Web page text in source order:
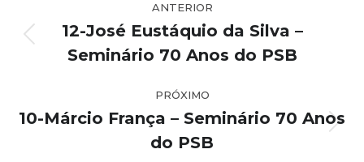
de
post:
ANTERIOR
Post
anterior:
12-José Eustáquio da Silva –
Seminário 70 Anos do PSB
PRÓXIMO
post:
10-Márcio França – Seminário 70 Anos
do PSB